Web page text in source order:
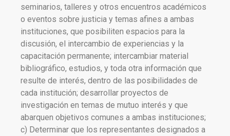
seminarios, talleres y otros encuentros académicos
o eventos sobre justicia y temas afines a ambas
instituciones, que posibiliten espacios para la
discusión, el intercambio de experiencias y la
capacitación permanente; intercambiar material
bibliográfico, estudios, y toda otra información que
resulte de interés, dentro de las posibilidades de
cada institución; desarrollar proyectos de
investigación en temas de mutuo interés y que
abarquen objetivos comunes a ambas instituciones;
c) Determinar que los representantes designados a